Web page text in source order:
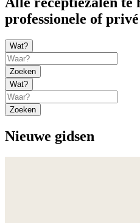
professionele of
Wat?
Zoeken
Wat?
Zoeken
Nieuwe gidsen